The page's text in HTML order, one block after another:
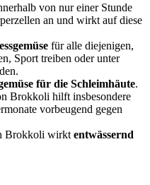
von nur einer Stunde
an und wirkt auf diese
für alle diejenigen,
Sport treiben oder unter
für die Schleimhäute.
Brokkoli hilft insbesondere
vorbeugend gegen
Brokkoli wirkt entwässernd